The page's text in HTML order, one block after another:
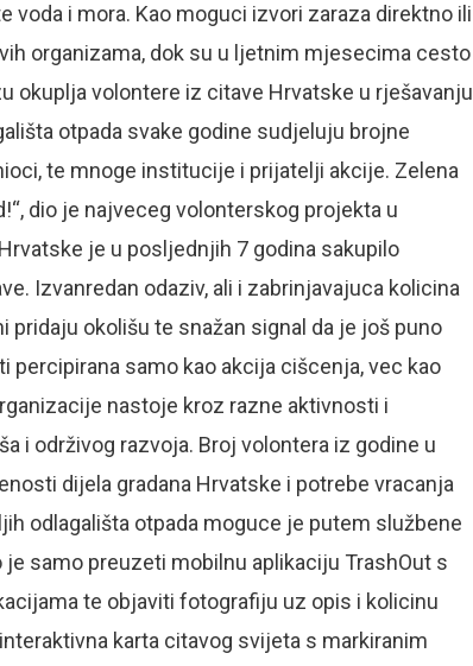
voda i mora. Kao moguci izvori zaraza direktno ili
organizama, dok su u ljetnim mjesecima cesto
okuplja volontere iz citave Hrvatske u rješavanju
otpada svake godine sudjeluju brojne
te mnoge institucije i prijatelji akcije. Zelena
dio je najveceg volonterskog projekta u
je u posljednjih 7 godina sakupilo
Izvanredan odaziv, ali i zabrinjavajuca kolicina
okolišu te snažan signal da je još puno
percipirana samo kao akcija cišcenja, vec kao
nastoje kroz razne aktivnosti i
i održivog razvoja. Broj volontera iz godine u
dijela gradana Hrvatske i potrebe vracanja
odlagališta otpada moguce je putem službene
samo preuzeti mobilnu aplikaciju TrashOut s
te objaviti fotografiju uz opis i kolicinu
karta citavog svijeta s markiranim